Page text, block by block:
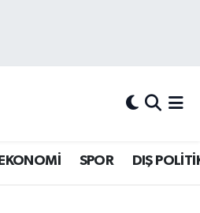
EKONOMİ SPOR DIŞ